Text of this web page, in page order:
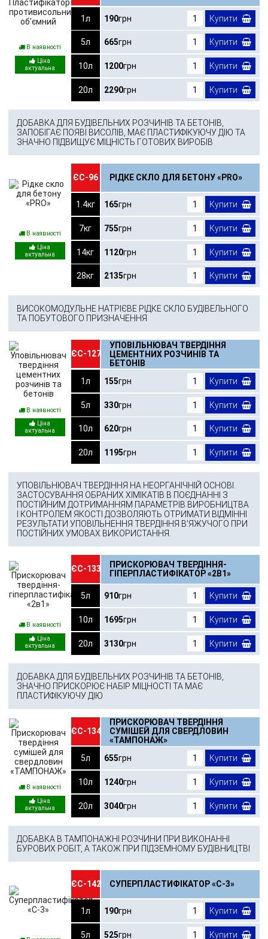
В наявності
1л 190грн Купити
5л 665грн Купити
10л 1200грн Купити
20л 2290грн Купити
ДОБАВКА ДЛЯ БУДІВЕЛЬНИХ РОЗЧИНІВ ТА БЕТОНІВ,
ЗАПОБІГАЄ ПОЯВІ ВИСОЛІВ, МАЄ ПЛАСТИФІКУЮЧУ ДІЮ ТА
ЗНАЧНО ПІДВИЩУЄ МІЦНІСТЬ ГОТОВИХ ВИРОБІВ
В наявності
ЄС-96 РІДКЕ СКЛО ДЛЯ БЕТОНУ «PRO»
1.4кг 165грн Купити
7кг 755грн Купити
14кг 1120грн Купити
28кг 2135грн Купити
ВИСОКОМОДУЛЬНЕ НАТРІЄВЕ РІДКЕ СКЛО БУДІВЕЛЬНОГО
ТА ПОБУТОВОГО ПРИЗНАЧЕННЯ
В наявності
ЄС-127
УПОВІЛЬНЮВАЧ ТВЕРДІННЯ
ЦЕМЕНТНИХ РОЗЧИНІВ ТА
БЕТОНІВ
1л
155грн Купити
5л 330грн Купити
10л 620грн Купити
20л 1195грн Купити
УПОВІЛЬНЮВАЧ ТВЕРДІННЯ НА НЕОРГАНІЧНІЙ ОСНОВІ.
ЗАСТОСУВАННЯ ОБРАНИХ ХІМІКАТІВ В ПОЄДНАННІ З
ПОСТІЙНИМ ДОТРИМАННЯМ ПАРАМЕТРІВ ВИРОБНИЦТВА
І КОНТРОЛЕМ ЯКОСТІ ДОЗВОЛЯЮТЬ ОТРИМАТИ ВІДМІННІ
РЕЗУЛЬТАТИ УПОВІЛЬНЕННЯ ТВЕРДІННЯ В'ЯЖУЧОГО ПРИ
ПОСТІЙНИХ УМОВАХ ВИКОРИСТАННЯ.
В наявності
ЄС-133
ПРИСКОРЮВАЧ ТВЕРДІННЯ-
ГІПЕРПЛАСТИФІКАТОР «2В1»
5л 910грн Купити
10л 1695грн Купити
20л 3130грн Купити
ДОБАВКА ДЛЯ БУДІВЕЛЬНИХ РОЗЧИНІВ ТА БЕТОНІВ,
ЗНАЧНО ПРИСКОРЮЄ НАБІР МІЦНОСТІ ТА МАЄ
ПЛАСТИФІКУЮЧУ ДІЮ
В наявності
ЄС-134
ПРИСКОРЮВАЧ ТВЕРДІННЯ
СУМІШЕЙ ДЛЯ СВЕРДЛОВИН
«ТАМПОНАЖ»
5л
655грн Купити
10л 1240грн Купити
20л 3040грн Купити
ДОБАВКА В ТАМПОНАЖНІ РОЗЧИНИ ПРИ ВИКОНАННІ
БУРОВИХ РОБІТ, А ТАКОЖ ПРИ ПІДЗЕМНОМУ БУДІВНИЦТВІ
ЄС-142 СУПЕРПЛАСТИФІКАТОР «С-3»
1л 190грн Купити
5л 525грн Купити